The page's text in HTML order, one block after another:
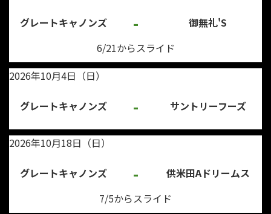
グレートキャノンズ -
御無礼'S
6/21からスライド
2026年10月4日（日）
グレートキャノンズ - サントリーフーズ
2026年10月18日（日）
グレートキャノンズ -
供米田Aドリームス
7/5からスライド